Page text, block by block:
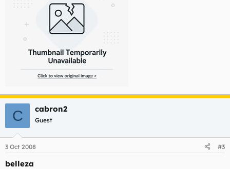
C cabron2
Guest
3 Oct 2008 #3
belleza